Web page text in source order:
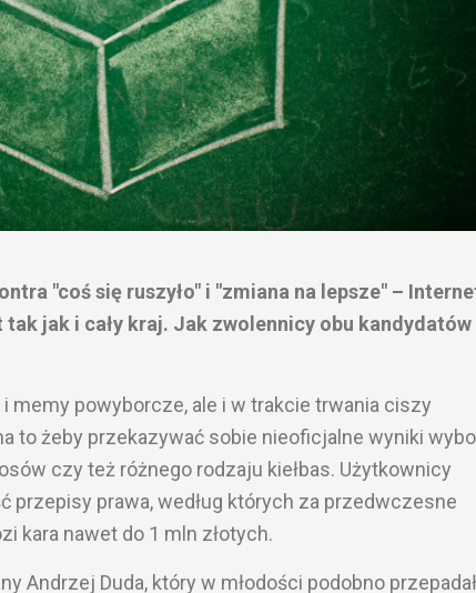
"coś się ruszyło" i "zmiana na lepsze" –
jak i cały kraj. Jak zwolennicy obu kandydatów
memy powyborcze, ale i w trakcie trwania ciszy
to żeby przekazywać sobie nieoficjalne wyniki
czy też różnego rodzaju kiełbas. Użytkownicy
przepisy prawa, według których za przedwczesne
kara nawet do 1 mln złotych.
Andrzej Duda, który w młodości podobno